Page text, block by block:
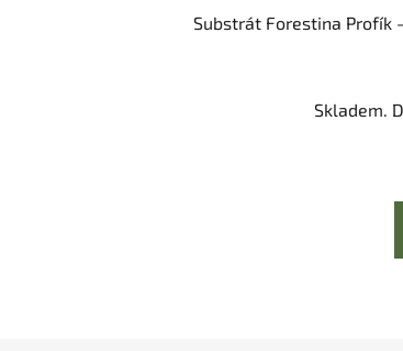
Substrát Forestina Profík
Skladem.